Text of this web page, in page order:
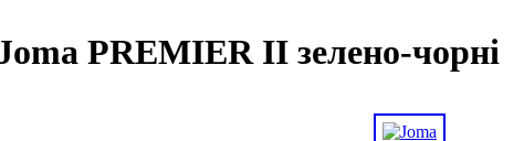
PREMIER II зелено-чорні